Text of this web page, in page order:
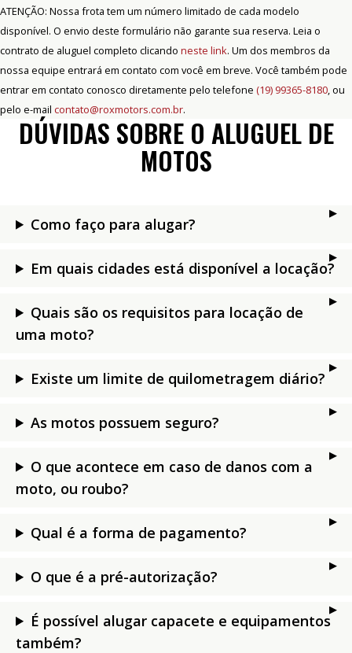
ATENÇÃO: Nossa frota tem um número limitado de cada modelo
disponível. O envio deste formulário não garante sua reserva. Leia o
contrato de aluguel completo clicando neste link. Um dos membros da
nossa equipe entrará em contato com você em breve. Você também pode
entrar em contato conosco diretamente pelo telefone (19) 99365-8180, ou
pelo e-mail contato@roxmotors.com.br.
DÚVIDAS SOBRE O ALUGUEL DE
MOTOS
Como faço para alugar?
Em quais cidades está disponível a locação?
Quais são os requisitos para locação de
uma moto?
Existe um limite de quilometragem diário?
As motos possuem seguro?
O que acontece em caso de danos com a
moto, ou roubo?
Qual é a forma de pagamento?
O que é a pré-autorização?
É possível alugar capacete e equipamentos
também?